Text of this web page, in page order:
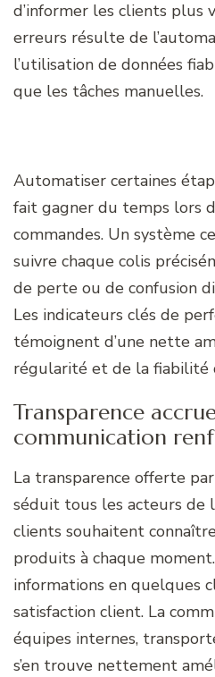
d’informer les clients plus
erreurs résulte de
l’utilisation de données
que les tâches manuelles.
Automatiser certaines
fait gagner du temps lors
commandes. Un système
suivre chaque colis
de perte ou de confusion
Les indicateurs clés de
témoignent d’une nette
régularité et de la fiabilité
Transparence
communication
La transparence offerte
séduit tous les acteurs de
clients souhaitent
produits à chaque
informations en quelques
satisfaction client. La
équipes internes,
s’en trouve nettement